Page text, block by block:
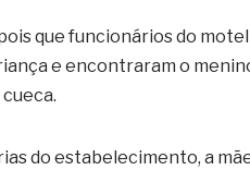
que funcionários do
e encontraram o
do estabelecimento, a